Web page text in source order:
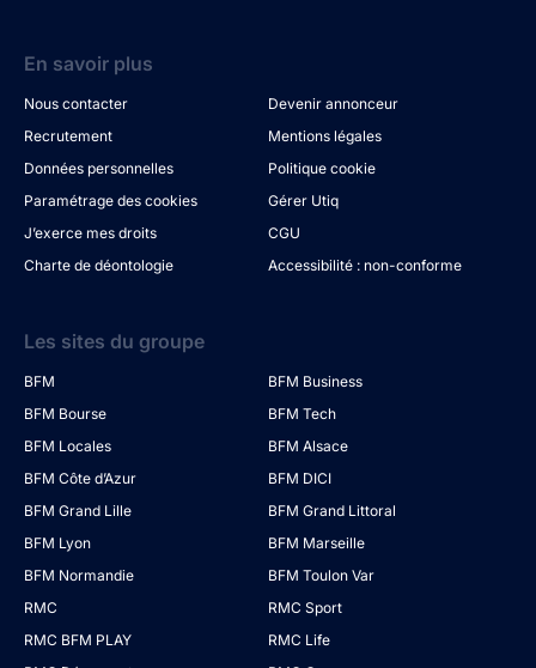
En savoir plus
Nous contacter
Devenir annonceur
Recrutement
Mentions légales
Données personnelles
Politique cookie
Paramétrage des cookies
Gérer Utiq
J’exerce mes droits
CGU
Charte de déontologie
Accessibilité : non-conforme
Les sites du groupe
BFM
BFM Business
BFM Bourse
BFM Tech
BFM Locales
BFM Alsace
BFM Côte d’Azur
BFM DICI
BFM Grand Lille
BFM Grand Littoral
BFM Lyon
BFM Marseille
BFM Normandie
BFM Toulon Var
RMC
RMC Sport
RMC BFM PLAY
RMC Life